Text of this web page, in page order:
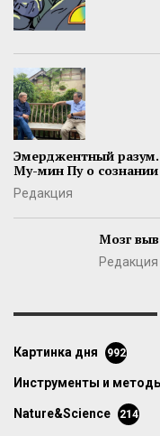
Эмерджентный разум.
Му-мин Пу о
Редакция
Мозг
Редакция
картинка дня 992
инструменты и
Nature&Science 214